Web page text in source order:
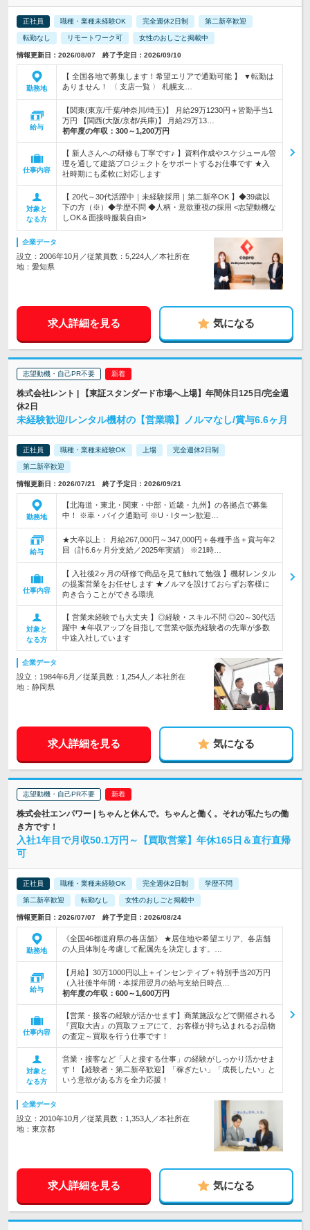
正社員 職種・業種未経験OK 完全週休2日制 第二新卒歓迎
転勤なし リモートワーク可 女性のおしごと掲載中
情報更新日：2026/08/07 終了予定日：2026/09/10
勤務地
【 全国各地で募集します！希望エリアで通勤可能 】 ▼転勤は
ありません！ 〈 支店一覧 〉 札幌支…
給与
【関東(東京/千葉/神奈川/埼玉)】 月給29万1230円＋皆勤手当1
万円 【関西(大阪/京都/兵庫)】 月給29万13…
初年度の年収： 300～1,200万円
仕事内容
【 新人さんへの研修も丁寧です♪ 】資料作成やスケジュール管
理を通して建築プロジェクトをサポートするお仕事です ★入
社時期にも柔軟に対応します
対象と
なる方
【 20代～30代活躍中｜未経験採用｜第二新卒OK 】◆39歳以
下の方（※）◆学歴不問 ◆人柄・意欲重視の採用 <志望動機な
しOK＆面接時服装自由>
企業データ
設立：2006年10月／従業員数：5,224人／本社所在
地：愛知県
求人詳細を見る 気になる
志望動機・自己PR不要
株式会社レント | 【東証スタンダード市場へ上場】年間休日125日/完全週
休2日
未経験歓迎/レンタル機材の【営業職】ノルマなし/賞与6.6ヶ月
正社員 職種・業種未経験OK 上場 完全週休2日制
第二新卒歓迎
情報更新日：2026/07/21 終了予定日：2026/09/21
勤務地
【北海道・東北・関東・中部・近畿・九州】の各拠点で募集
中！ ※車・バイク通勤可 ※U・Iターン歓迎…
給与
★大卒以上： 月給267,000円～347,000円＋各種手当＋賞与年2
回（計6.6ヶ月分支給／2025年実績） ※21時…
仕事内容
【 入社後2ヶ月の研修で商品を見て触れて勉強 】機材レンタル
の提案営業をお任せします ★ノルマを設けておらずお客様に
向き合うことができる環境
対象と
なる方
【 営業未経験でも大丈夫 】◎経験・スキル不問 ◎20～30代活
躍中 ★年収アップを目指して営業や販売経験者の先輩が多数
中途入社しています
企業データ
設立：1984年6月／従業員数：1,254人／本社所在
地：静岡県
求人詳細を見る 気になる
志望動機・自己PR不要
株式会社エンパワー | ちゃんと休んで。ちゃんと働く。それが私たちの働
き方です！
入社1年目で月収50.1万円～【買取営業】年休165日＆直行直帰
可
正社員 職種・業種未経験OK 完全週休2日制 学歴不問
第二新卒歓迎 転勤なし 女性のおしごと掲載中
情報更新日：2026/07/07 終了予定日：2026/08/24
勤務地
《全国46都道府県の各店舗》 ★居住地や希望エリア、各店舗
の人員体制を考慮して配属先を決定します。…
給与
【月給】30万1000円以上＋インセンティブ＋特別手当20万円
（入社後半年間・本採用翌月の給与支給日時点…
初年度の年収： 600～1,600万円
仕事内容
【営業・接客の経験が活かせます】商業施設などで開催される
『買取大吉』の買取フェアにて、お客様が持ち込まれるお品物
の査定～買取を行う仕事です！
対象と
なる方
営業・接客など「人と接する仕事」の経験がしっかり活かせま
す！【経験者・第二新卒歓迎】「稼ぎたい」「成長したい」と
いう意欲がある方を全力応援！
企業データ
設立：2010年10月／従業員数：1,353人／本社所在
地：東京都
求人詳細を見る 気になる